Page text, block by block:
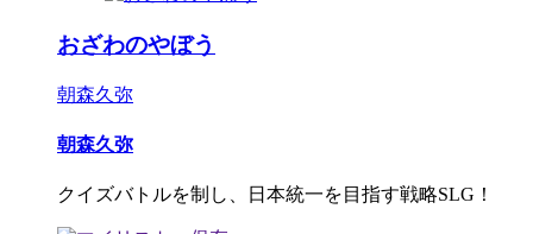
おざわのやぼう
朝森久弥
朝森久弥
クイズバトルを制し、日本統一を目指す戦略SLG！